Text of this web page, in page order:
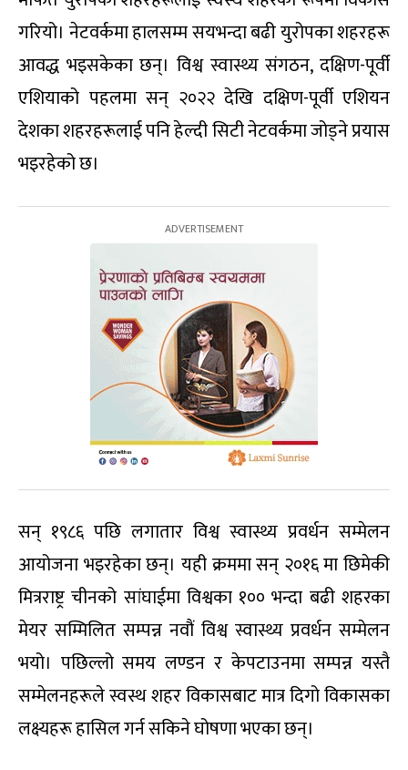
गरियो। नेटवर्कमा हालसम्म सयभन्दा बढी युरोपका शहरहरू
आवद्ध भइसकेका छन्। विश्व स्वास्थ्य संगठन, दक्षिण-पूर्वी
एशियाको पहलमा सन् २०२२ देखि दक्षिण-पूर्वी एशियन
देशका शहरहरूलाई पनि हेल्दी सिटी नेटवर्कमा जोड्ने प्रयास
भइरहेको छ।
सन् १९८६ पछि लगातार विश्व स्वास्थ्य प्रवर्धन सम्मेलन
आयोजना भइरहेका छन्। यही क्रममा सन् २०१६ मा छिमेकी
मित्रराष्ट्र चीनको सांघाईमा विश्वका १०० भन्दा बढी शहरका
मेयर सम्मिलित सम्पन्न नवौं विश्व स्वास्थ्य प्रवर्धन सम्मेलन
भयो। पछिल्लो समय लण्डन र केपटाउनमा सम्पन्न यस्तै
सम्मेलनहरूले स्वस्थ शहर विकासबाट मात्र दिगो विकासका
लक्ष्यहरू हासिल गर्न सकिने घोषणा भएका छन्।